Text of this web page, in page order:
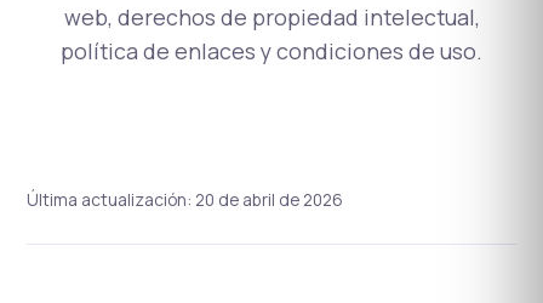
web, derechos de propiedad intelectual,
política de enlaces y condiciones de uso.
Última actualización: 20 de abril de 2026